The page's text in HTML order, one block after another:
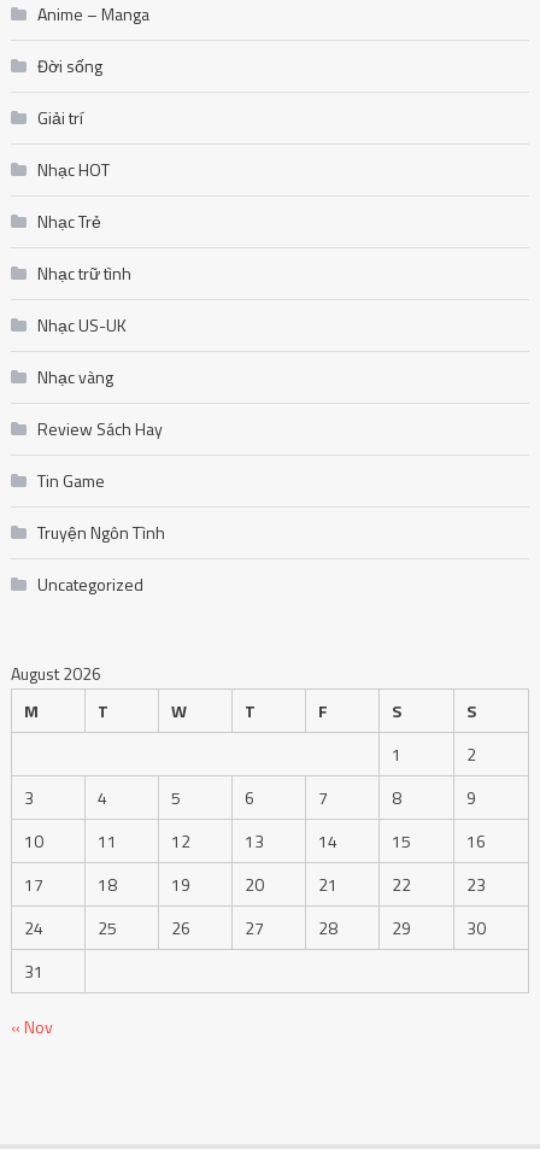
Anime – Manga
Đời sống
Giải trí
Nhạc HOT
Nhạc Trẻ
Nhạc trữ tình
Nhạc US-UK
Nhạc vàng
Review Sách Hay
Tin Game
Truyện Ngôn Tình
Uncategorized
August 2026
M
T W T F S
S
1
2
3
4 5 6 7 8
9
10
11 12 13 14 15
16
17
18 19 20 21 22
23
24
25 26 27 28 29
30
31
« Nov